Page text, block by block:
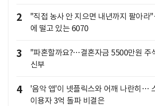
2
"직접 농사 안 지으면 내년까지 팔아
에 떨고 있는 6070
3
"파혼할까요?…결혼자금 5500만원 주
신부
4
'음악 앱'이 넷플릭스와 어깨 나란히…
이용자 3억 돌파 비결은